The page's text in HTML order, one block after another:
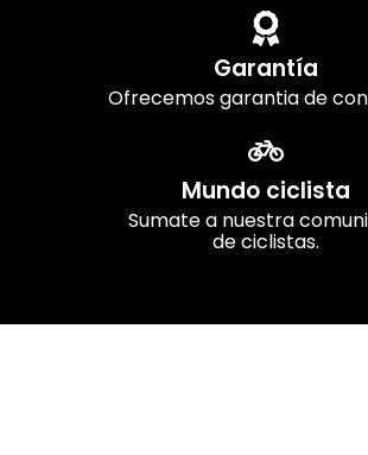
Garantía
Ofrecemos garantia de
Mundo ciclista
Sumate a nuestra
de ciclistas.